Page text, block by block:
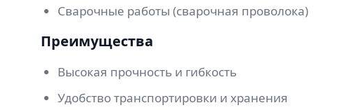
Сварочные работы (сварочная проволока)
Преимущества
Высокая прочность и гибкость
Удобство транспортировки и хранения